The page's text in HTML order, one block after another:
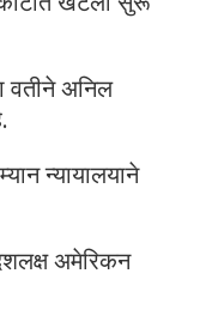
वतीने अनिल
न्यायालयाने
अमेरिकन